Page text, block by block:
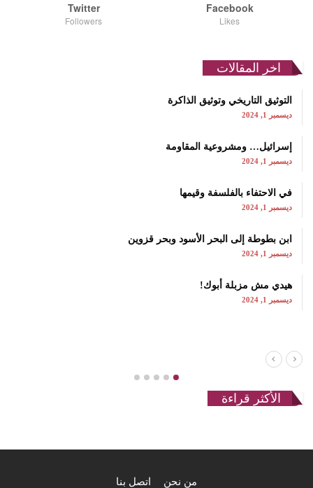
Facebook
Likes
Twitter
Followers
اخر المقالات
التوثيق التاريخي وتوثيق الذاكرة
ديسمبر 1, 2024
إسرائيل… ومشروعية المقاومة
ديسمبر 1, 2024
في الاحتفاء بالفلسفة وقيمها
ديسمبر 1, 2024
ابن بطوطة إلى البحر الأسود وبحر قزوين
ديسمبر 1, 2024
هيدي مش مزبلة أبوك!
ديسمبر 1, 2024
الأكثر قراءة
من نحن اتصل بنا